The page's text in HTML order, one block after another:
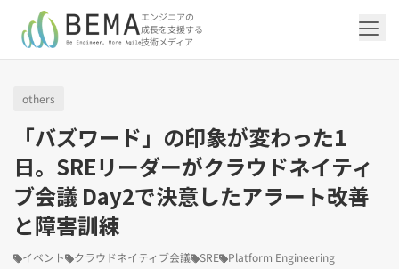
エンジニアの
成長を支援する
技術メディア
見る
「アジャイル開発/スクラム」のタグ一覧
スクラムマスター（19）
アジャイル（15）
「DevOps/クラウド」のタグ一覧
AWS（20）
インフラストラクチャ（5）
Docker（4）
「AI」のタグ一覧
生成AI（13）
NotebookLM（3）
Gemini（3）
「バックエンド」のタグ一覧
Oracle APEX（5）
Ruby（2）
SQL（1）
アクセス制御（1）
「Flutter/モバイル」のタグ一覧
Flutter（38）
アプリ開発（1）
を見る
「Jamstack/フロントエンド」のタグ一覧
Jamstack（10）
Astro（10）
SSG（9）
「others」のタグ一覧
エンジニア組織（48）
アドベントカレンダー2024（25）
others
「バズワード」の印象が変わった1
日。SREリーダーがクラウドネイティ
ブ会議 Day2で決意したアラート改善
と障害訓練
イベント クラウドネイティブ会議 SRE Platform Engineering